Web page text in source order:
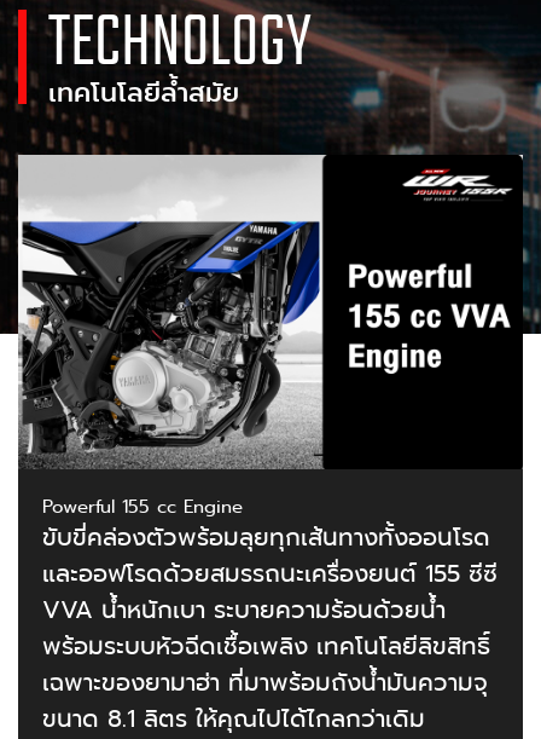
TECHNOLOGY
เทคโนโลยีล้ำสมัย
Powerful 155 cc Engine
ขับขี่คล่องตัวพร้อมลุยทุกเส้นทางทั้งออนโรด
และออฟโรดด้วยสมรรถนะเครื่องยนต์ 155 ซีซี
VVA น้ำหนักเบา ระบายความร้อนด้วยน้ำ
พร้อมระบบหัวฉีดเชื้อเพลิง เทคโนโลยีลิขสิทธิ์
เฉพาะของยามาฮ่า ที่มาพร้อมถังน้ำมันความจุ
ขนาด 8.1 ลิตร ให้คุณไปได้ไกลกว่าเดิม